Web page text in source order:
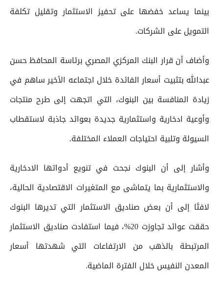
بينما يساعد خفضها على تحفيز الاستثمار وتقليل تكلفة
التمويل على الشركات.
وأضاف أن قرار البنك المركزي المصري برئاسة المحافظ حسن
عبدالله بتثبيت أسعار الفائدة خلال اجتماعه الأخير ساهم في
زيادة المنافسة بين البنوك، التي اتجهت إلى طرح منتجات
وأوعية ادخارية واستثمارية جديدة بعوائد جاذبة لاستقطاب
السيولة وتلبية احتياجات العملاء المختلفة.
وأشار إلى أن البنوك نجحت في تنويع أدواتها الادخارية
والاستثمارية بما يتماشى مع المتغيرات الاقتصادية الحالية،
لافتًا إلى أن بعض صناديق الاستثمار التي تديرها البنوك
حققت عوائد تجاوزت 20%، فيما استفادت صناديق الاستثمار
المرتبطة بالذهب من الارتفاعات التي شهدتها أسعار
المعدن النفيس خلال الفترة الماضية.